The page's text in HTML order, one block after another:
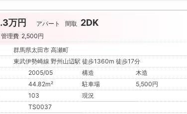
万円 アパート 間取 2DK
理費 2,500円
群馬県太田市 高瀬町
東武伊勢崎線 野州山辺駅 徒歩1360m 徒歩17分
2005/05 構造
木造
44.82m² 駐車場
5,500円
103
現況
TS0037